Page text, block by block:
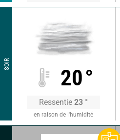
SOIR
20°
Ressentie 23 °
en raison de l'humidité